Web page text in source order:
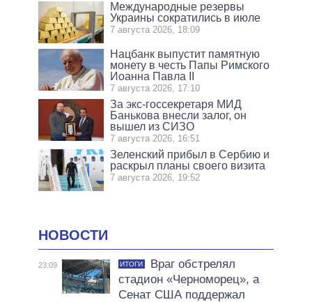
Международные резервы
Украины сократились в июле
7 августа 2026, 18:09
Нацбанк выпустит памятную
монету в честь Папы Римского
Иоанна Павла II
7 августа 2026, 17:10
За экс-госсекретаря МИД
Банькова внесли залог, он
вышел из СИЗО
7 августа 2026, 16:51
Зеленский прибыл в Сербию и
раскрыл планы своего визита
7 августа 2026, 19:52
НОВОСТИ
23:09 ИТОГИ
Враг обстрелял
стадион «Черноморец», а
Сенат США поддержал